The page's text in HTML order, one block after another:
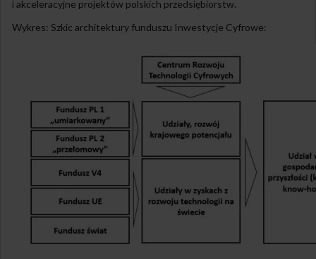
i akceleracyjne projektów polskich przedsiębiorstw.
Wykres: Szkic architektury funduszu Inwestycje Cyfrowe: